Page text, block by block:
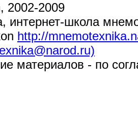
2002-2009
интернет-школа
http://
материалов - по